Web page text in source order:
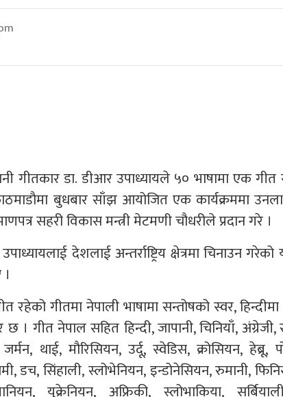
गीतकार डा. डीआर उपाध्यायले ५० भाषामा एक गीत
बुधबार साँझ आयोजित एक कार्यक्रममा
सहरी विकास मन्त्री मेटमणी चौधरीले प्रदान गरे ।
देशलाई अन्तर्राष्ट्रिय क्षेत्रमा चिनाउन
रहेको गीतमा नेपाली भाषामा सन्तोषको स्वर,
छ । गीत नेपाल सहित हिन्दी, जापानी, चिनियाँ, अंग्रेजी,
थाई, मौरिसियन, उर्दू, स्वेडिस, क्रोसियन, हेब्रू,
डच, सिंहाली, स्लोभेनियन, इन्डोनेसियन, रुमानी,
युक्रेनियन, अफ्रिकी, स्लोभाकिया,